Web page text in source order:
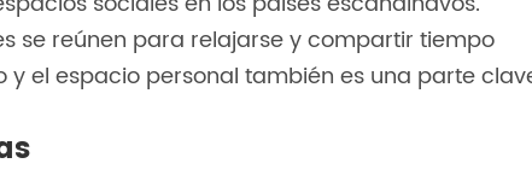
se reúnen para relajarse y compartir tiempo
y el espacio personal también es una parte